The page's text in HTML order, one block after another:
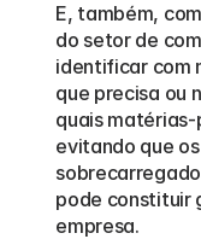
E, também,
do setor de
identificar com
que precisa ou
quais
evitando que
pode constituir
empresa.